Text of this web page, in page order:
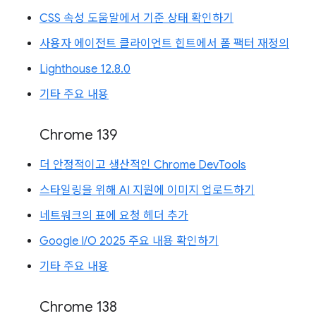
CSS 속성 도움말에서 기준 상태 확인하기
사용자 에이전트 클라이언트 힌트에서 폼 팩터 재정의
Lighthouse 12.8.0
기타 주요 내용
Chrome 139
더 안정적이고 생산적인 Chrome DevTools
스타일링을 위해 AI 지원에 이미지 업로드하기
네트워크의 표에 요청 헤더 추가
Google I/O 2025 주요 내용 확인하기
기타 주요 내용
Chrome 138